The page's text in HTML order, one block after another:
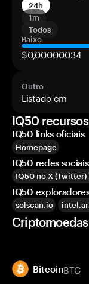
24h
1m
Todos
Baixo
$0,00000034
Outro
Listado em
IQ50
IQ50 links oficiais
Homepage
IQ50 redes
IQ50 no X (Twitter)
IQ50
solscan.io
BitcoinBTC